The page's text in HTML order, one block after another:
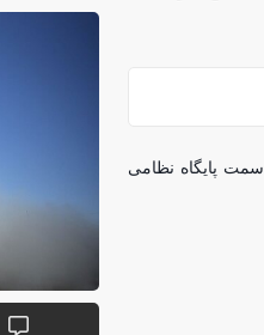
پایگاه نظامی